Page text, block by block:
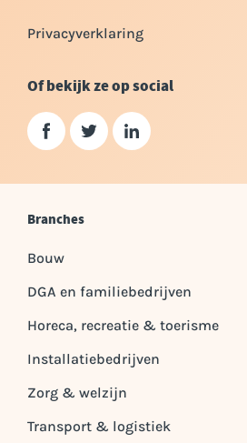
Privacyverklaring
Of bekijk ze op social
Branches
Bouw
DGA en familiebedrijven
Horeca, recreatie & toerisme
Installatiebedrijven
Zorg & welzijn
Transport & logistiek